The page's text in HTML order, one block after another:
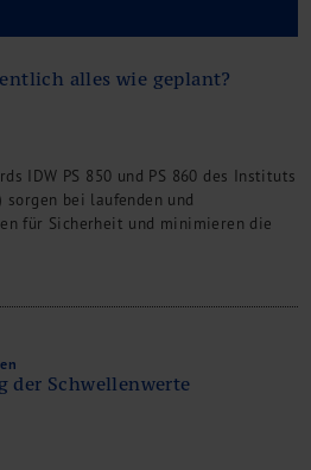
alles wie geplant?
IDW PS 850 und PS 860 des Instituts
bei laufenden und
für Sicherheit und minimieren die
der Schwellenwerte